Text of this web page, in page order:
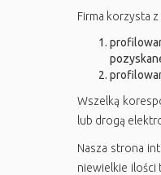
Firma korzysta
Wszelką
lub drogą
Nasza strona
niewielkie ilości